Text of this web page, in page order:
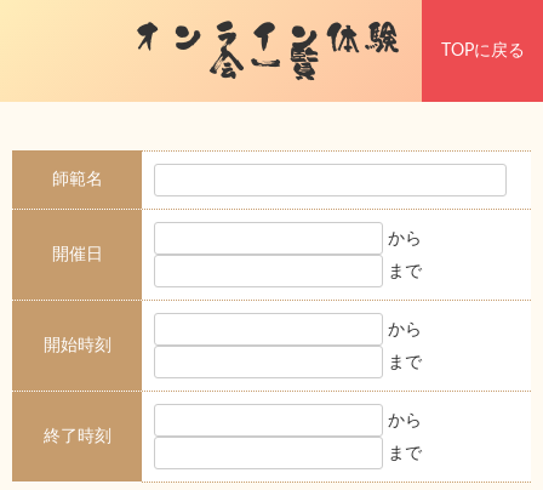
オンライン体験
会一覧 TOPに戻る
師範名
開催日
から
まで
開始時刻
から
まで
終了時刻
から
まで